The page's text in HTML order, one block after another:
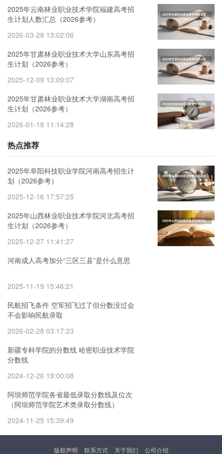
2025年云南林业职业技术学院福建高考招
生计划人数汇总（2026参考）
2026-03-28 13:02:06
2025年甘肃林业职业技术大学山东高考招
生计划（2026参考）
2025-12-09 13:09:07
2025年甘肃林业职业技术大学湖南高考招
生计划（2026参考）
2026-01-18 11:14:28
热点推荐
2025年阜阳科技职业学院河南高考招生计
划（2026参考）
2025-12-16 17:57:25
2025年山西林业职业技术学院河北高考招
生计划（2026参考）
2025-12-27 11:41:27
河南成人高考加分“三区三县”是什么意思
2025-11-19 15:46:21
民航招飞条件 空军招飞过了但分数没过会
不会影响民航录取
2026-02-28 03:17:23
新疆专科学院的分数线 哈密职业技术学院
分数线
2024-12-26 19:00:08
阿坝师范学院各省最低录取分数线及位次
（阿坝师范学院艺术类录取分数线）
2024-11-25 15:39:49
版权声明 联系方式 关于我们 公司介绍